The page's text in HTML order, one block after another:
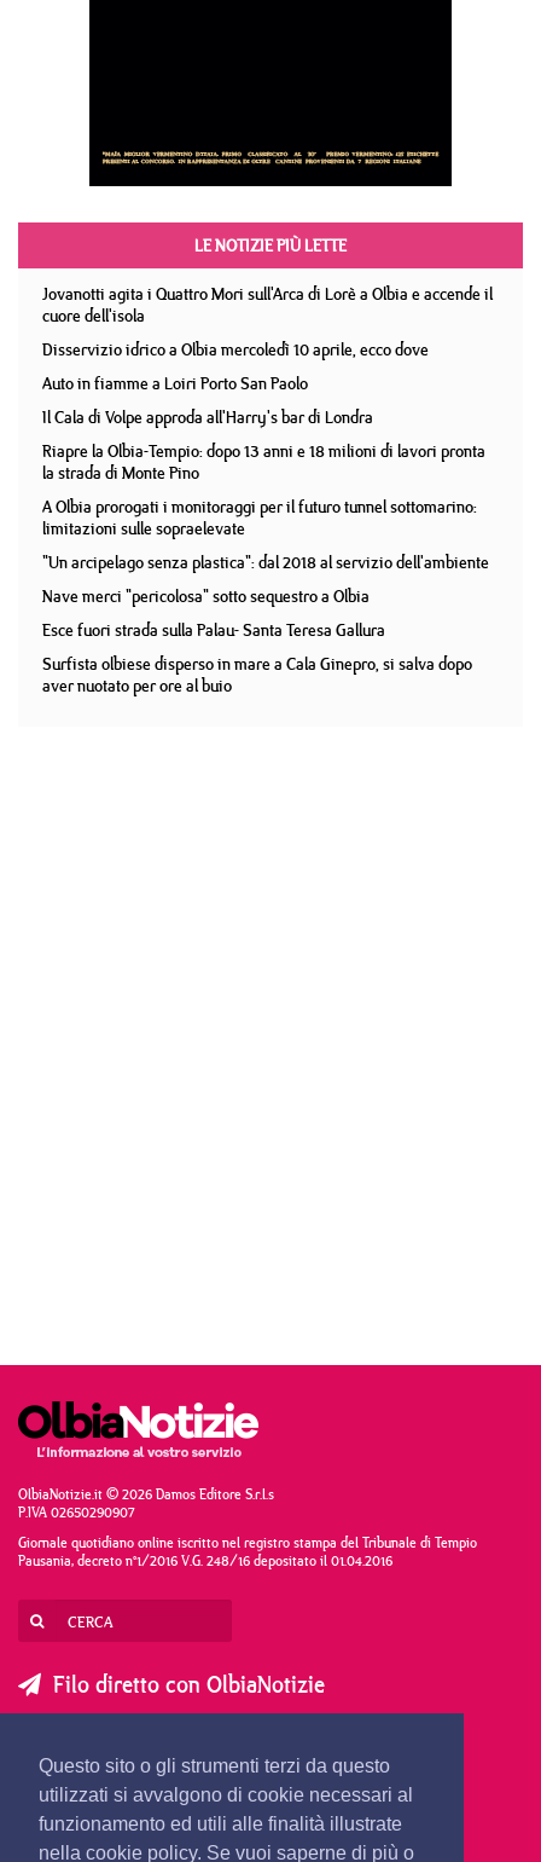
Questo sito o gli strumenti terzi da questo
utilizzati si avvalgono di cookie necessari al
funzionamento ed utili alle finalità illustrate
nella cookie policy. Se vuoi saperne di più o
LE NOTIZIE PIÙ LETTE
Jovanotti agita i Quattro Mori sull'Arca di Lorè a Olbia e accende il
cuore dell'isola
Disservizio idrico a Olbia mercoledì 10 aprile, ecco dove
Auto in fiamme a Loiri Porto San Paolo
Il Cala di Volpe approda all'Harry's bar di Londra
Riapre la Olbia-Tempio: dopo 13 anni e 18 milioni di lavori pronta
la strada di Monte Pino
A Olbia prorogati i monitoraggi per il futuro tunnel sottomarino:
limitazioni sulle sopraelevate
"Un arcipelago senza plastica": dal 2018 al servizio dell'ambiente
Nave merci "pericolosa" sotto sequestro a Olbia
Esce fuori strada sulla Palau- Santa Teresa Gallura
Surfista olbiese disperso in mare a Cala Ginepro, si salva dopo
aver nuotato per ore al buio
OlbiaNotizie.it © 2026 Damos Editore S.r.l.s
P.IVA 02650290907
Giornale quotidiano online iscritto nel registro stampa del Tribunale di Tempio
Pausania, decreto n°1/2016 V.G. 248/16 depositato il 01.04.2016
Filo diretto con OlbiaNotizie
SEGNALA UNA NOTIZIA
SEGNALA UN EVENTO